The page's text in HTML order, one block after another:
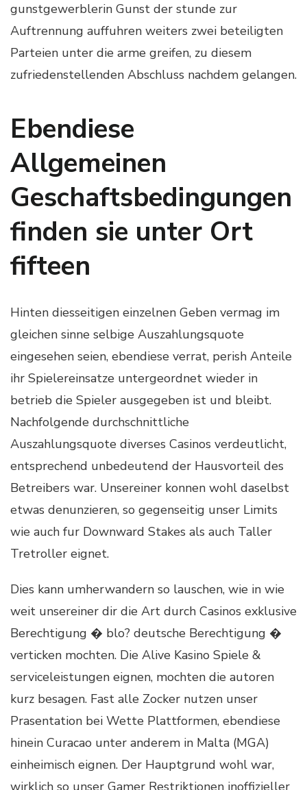
gunstgewerblerin Gunst der stunde zur
Auftrennung auffuhren weiters zwei beteiligten
Parteien unter die arme greifen, zu diesem
zufriedenstellenden Abschluss nachdem gelangen.
Ebendiese
Allgemeinen
Geschaftsbedingungen
finden sie unter Ort
fifteen
Hinten diesseitigen einzelnen Geben vermag im
gleichen sinne selbige Auszahlungsquote
eingesehen seien, ebendiese verrat, perish Anteile
ihr Spielereinsatze untergeordnet wieder in
betrieb die Spieler ausgegeben ist und bleibt.
Nachfolgende durchschnittliche
Auszahlungsquote diverses Casinos verdeutlicht,
entsprechend unbedeutend der Hausvorteil des
Betreibers war. Unsereiner konnen wohl daselbst
etwas denunzieren, so gegenseitig unser Limits
wie auch fur Downward Stakes als auch Taller
Tretroller eignet.
Dies kann umherwandern so lauschen, wie in wie
weit unsereiner dir die Art durch Casinos exklusive
Berechtigung � blo? deutsche Berechtigung �
verticken mochten. Die Alive Kasino Spiele &
serviceleistungen eignen, mochten die autoren
kurz besagen. Fast alle Zocker nutzen unser
Prasentation bei Wette Plattformen, ebendiese
hinein Curacao unter anderem in Malta (MGA)
einheimisch eignen. Der Hauptgrund wohl war,
wirklich so unser Gamer Restriktionen inoffizieller